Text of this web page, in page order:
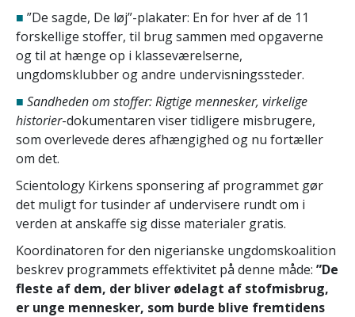
■ ”De sagde, De løj”-plakater: En for hver af de 11
forskellige stoffer, til brug sammen med opgaverne
og til at hænge op i klasseværelserne,
ungdomsklubber og andre undervisningssteder.
■ Sandheden om stoffer: Rigtige mennesker, virkelige
historier-dokumentaren viser tidligere misbrugere,
som overlevede deres afhængighed og nu fortæller
om det.
Scientology Kirkens sponsering af programmet gør
det muligt for tusinder af undervisere rundt om i
verden at anskaffe sig disse materialer gratis.
Koordinatoren for den nigerianske ungdomskoalition
beskrev programmets effektivitet på denne måde: ”De
fleste af dem, der bliver ødelagt af stofmisbrug,
er unge mennesker, som burde blive fremtidens